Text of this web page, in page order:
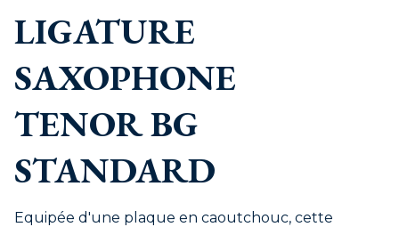
LIGATURE
SAXOPHONE
TENOR BG
STANDARD
Equipée d'une plaque en caoutchouc, cette